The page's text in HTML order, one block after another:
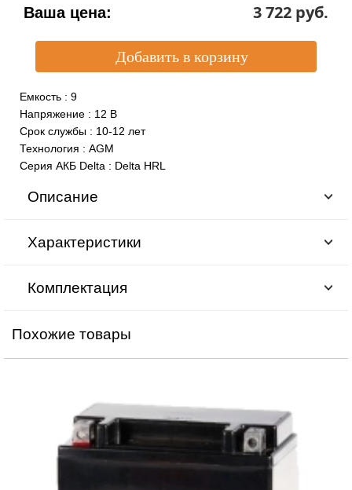
Ваша цена: 3 722 pуб.
Емкость : 9
Напряжение : 12 В
Срок службы : 10-12 лет
Технология : AGM
Серия АКБ Delta : Delta HRL
Описание
Характеристики
Комплектация
Похожие товары